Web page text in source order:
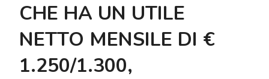
CHE HA UN UTILE
NETTO MENSILE DI €
1.250/1.300,